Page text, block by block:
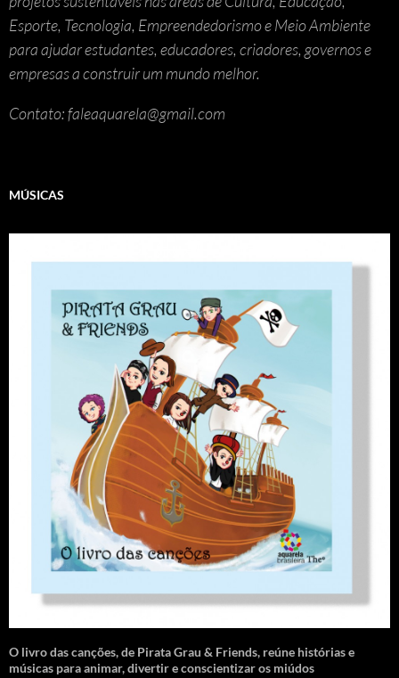
Esporte, Tecnologia, Empreendedorismo e Meio Ambiente
para ajudar estudantes, educadores, criadores, governos e
empresas a construir um mundo melhor.
Contato: faleaquarela@gmail.com
MÚSICAS
O livro das canções,de Pirata Grau & Friends, reúne histórias e
músicas para animar, divertir e conscientizar os miúdos